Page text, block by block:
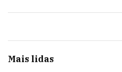
Mais lidas